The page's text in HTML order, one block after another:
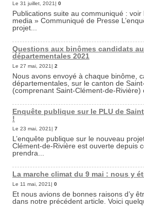
Le 31 juillet, 2021| 0
Publications suite au communiqué :
media » Communiqué de Presse
projet...
Questions aux binômes candidats
départementales 2021
Le 27 mai, 2021| 2
Nous avons envoyé à chaque binôme,
départementales, sur le canton de
(comprenant Saint-Clément-de-Rivière)
Enquête publique sur le PLU de
!
Le 23 mai, 2021| 7
L’enquête publique sur le nouveau
Clément-de-Rivière est ouverte depuis
prendra...
La marche climat du 9 mai : nous y
Le 11 mai, 2021| 0
Et nous avions de bonnes raisons d’y
dans notre précédent article. Voici